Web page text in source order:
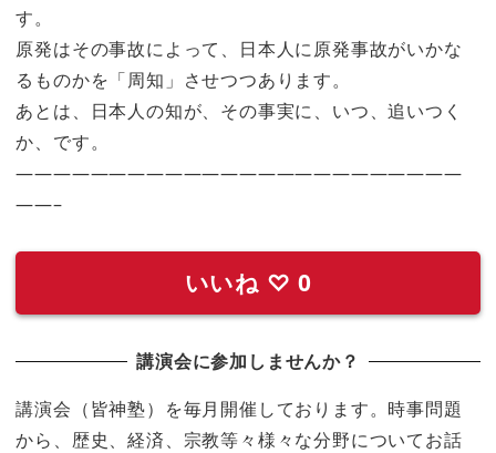
す。
原発はその事故によって、日本人に原発事故がいかな
るものかを「周知」させつつあります。
あとは、日本人の知が、その事実に、いつ、追いつく
か、です。
————————————————————————
——–
いいね ♡ 0
講演会に参加しませんか？
講演会（皆神塾）を毎月開催しております。時事問題
から、歴史、経済、宗教等々様々な分野についてお話